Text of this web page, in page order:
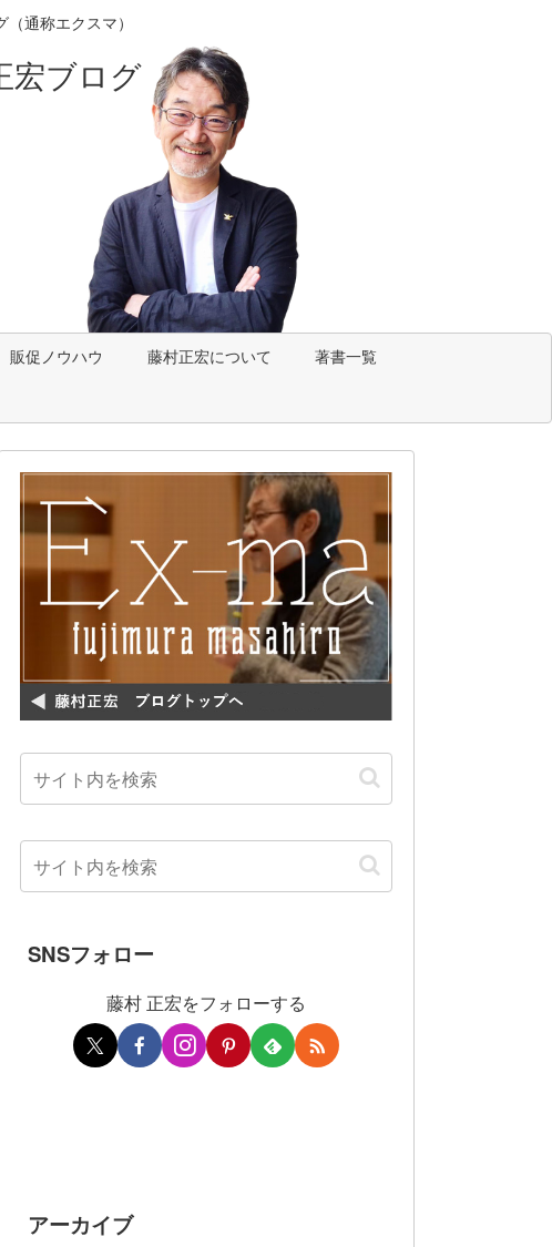
通称エクスマ）
宏ブログ
販促ノウハウ 藤村正宏について
著書一覧
SNSフォロー
藤村 正宏をフォローする
アーカイブ